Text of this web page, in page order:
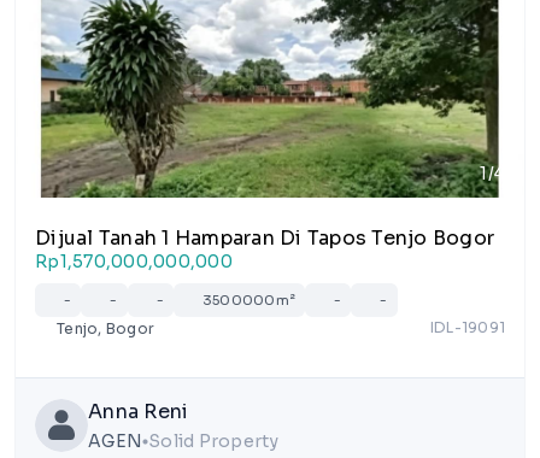
1/4
Dijual Tanah 1 Hamparan Di Tapos Tenjo Bogor
Rp1,570,000,000,000
- - - 3500000m² - -
Tenjo, Bogor IDL-19091
Anna Reni
AGEN lens Solid Property